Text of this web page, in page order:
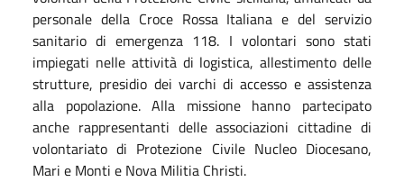
personale della Croce Rossa Italiana e del servizio
sanitario di emergenza 118. I volontari sono stati
impiegati nelle attività di logistica, allestimento delle
strutture, presidio dei varchi di accesso e assistenza
alla popolazione. Alla missione hanno partecipato
anche rappresentanti delle associazioni cittadine di
volontariato di Protezione Civile Nucleo Diocesano,
Mari e Monti e Nova Militia Christi.